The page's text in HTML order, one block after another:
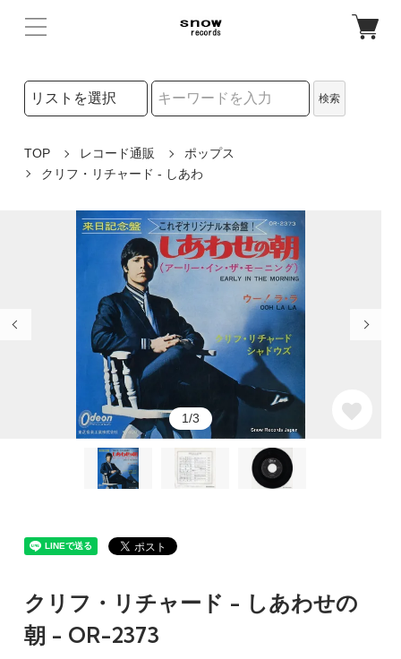
検索リストの選択
検索
TOP レコード通販
ポップス
クリフ・リチャード - しあわ
1/3
クリフ・リチャード - しあわせの
朝 - OR-2373